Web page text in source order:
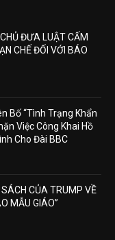
ĐƯA LUẬT CẤM
CHẾ ĐỐI VỚI BÁO
Bố “Tình Trạng Khẩn
Việc Công Khai Hồ
Cho Đài BBC
SÁCH CỦA TRUMP VỀ
MẪU GIÁO”